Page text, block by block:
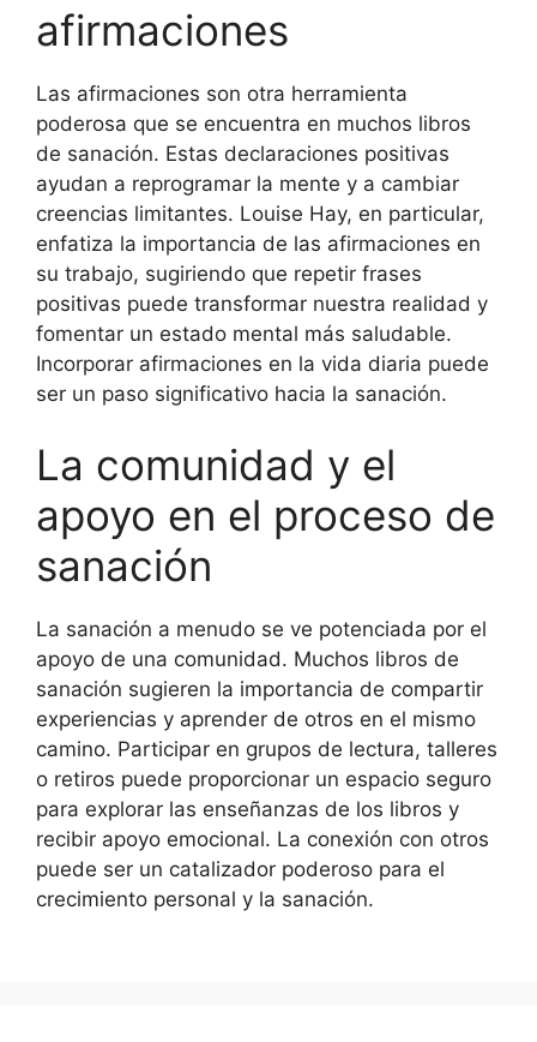
afirmaciones
Las afirmaciones son otra herramienta
poderosa que se encuentra en muchos libros
de sanación. Estas declaraciones positivas
ayudan a reprogramar la mente y a cambiar
creencias limitantes. Louise Hay, en particular,
enfatiza la importancia de las afirmaciones en
su trabajo, sugiriendo que repetir frases
positivas puede transformar nuestra realidad y
fomentar un estado mental más saludable.
Incorporar afirmaciones en la vida diaria puede
ser un paso significativo hacia la sanación.
La comunidad y el
apoyo en el proceso de
sanación
La sanación a menudo se ve potenciada por el
apoyo de una comunidad. Muchos libros de
sanación sugieren la importancia de compartir
experiencias y aprender de otros en el mismo
camino. Participar en grupos de lectura, talleres
o retiros puede proporcionar un espacio seguro
para explorar las enseñanzas de los libros y
recibir apoyo emocional. La conexión con otros
puede ser un catalizador poderoso para el
crecimiento personal y la sanación.